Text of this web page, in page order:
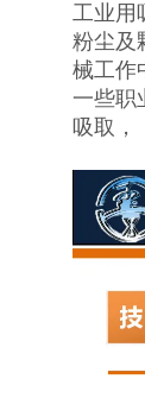
工业用
粉尘及
械工作
一些职
吸取，